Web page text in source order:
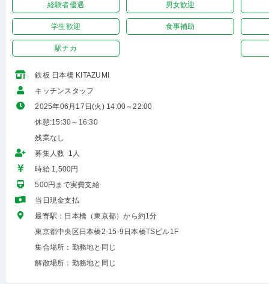
経験者優遇 男女歓迎
学生歓迎 食事補助
駅チカ
鉄板 日本橋 KITAZUMI
キッチンスタッフ
2025年06月17日(火) 14:00～22:00
休憩:15:30～16:30
残業なし
募集人数 1人
時給 1,500円
500円まで実費支給
当日現金支払
最寄駅：日本橋（東京都）から約1分
東京都中央区日本橋2-15-9日本橋TSビル1F
集合場所：勤務地と同じ
解散場所：勤務地と同じ